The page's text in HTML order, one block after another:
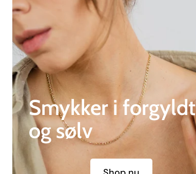
Smykker i forgyldt
og sølv